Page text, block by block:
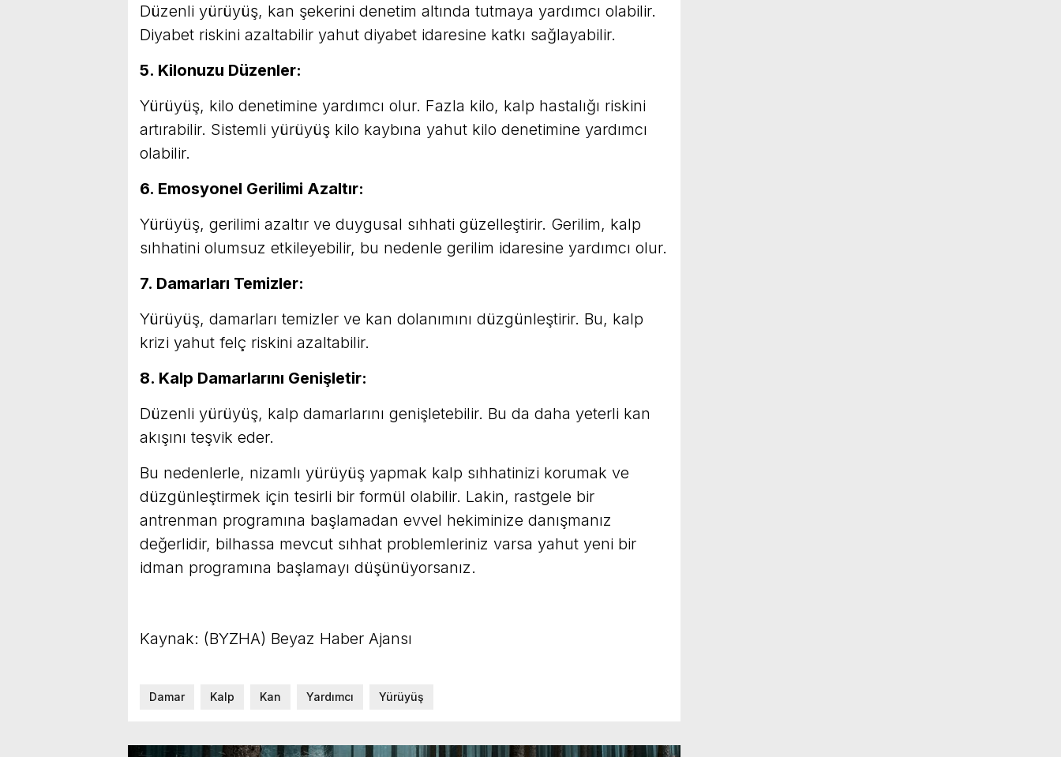
Düzenli yürüyüş, kan şekerini denetim altında tutmaya yardımcı olabilir.
Diyabet riskini azaltabilir yahut diyabet idaresine katkı sağlayabilir.
5. Kilonuzu Düzenler:
Yürüyüş, kilo denetimine yardımcı olur. Fazla kilo, kalp hastalığı riskini
artırabilir. Sistemli yürüyüş kilo kaybına yahut kilo denetimine yardımcı
olabilir.
6. Emosyonel Gerilimi Azaltır:
Yürüyüş, gerilimi azaltır ve duygusal sıhhati güzelleştirir. Gerilim, kalp
sıhhatini olumsuz etkileyebilir, bu nedenle gerilim idaresine yardımcı olur.
7. Damarları Temizler:
Yürüyüş, damarları temizler ve kan dolanımını düzgünleştirir. Bu, kalp
krizi yahut felç riskini azaltabilir.
8. Kalp Damarlarını Genişletir:
Düzenli yürüyüş, kalp damarlarını genişletebilir. Bu da daha yeterli kan
akışını teşvik eder.
Bu nedenlerle, nizamlı yürüyüş yapmak kalp sıhhatinizi korumak ve
düzgünleştirmek için tesirli bir formül olabilir. Lakin, rastgele bir
antrenman programına başlamadan evvel hekiminize danışmanız
değerlidir, bilhassa mevcut sıhhat problemleriniz varsa yahut yeni bir
idman programına başlamayı düşünüyorsanız.
Kaynak: (BYZHA) Beyaz Haber Ajansı
Damar Kalp Kan Yardımcı Yürüyüş